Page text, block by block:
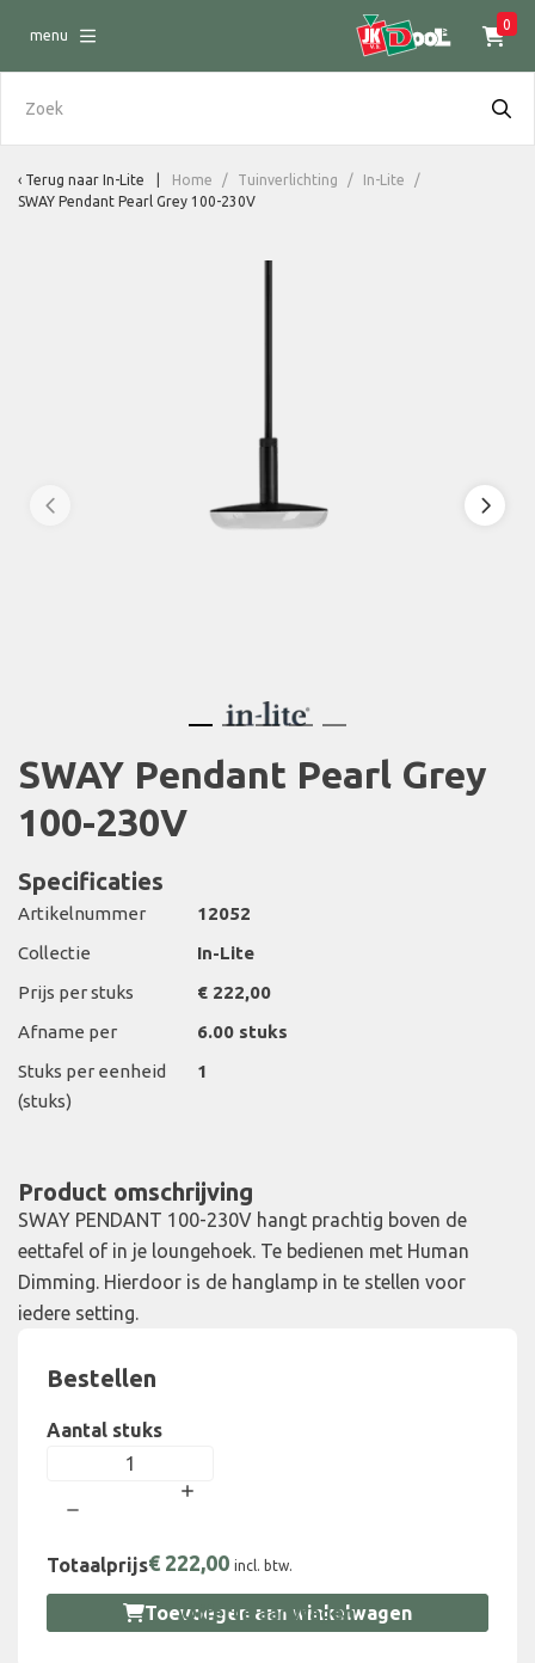
menu
0
Terug naar In-Lite Home / Tuinverlichting / In-Lite
/
SWAY Pendant Pearl Grey 100-230V
SWAY Pendant Pearl Grey
100-230V
Specificaties
Artikelnummer
12052
Collectie
In-Lite
Prijs per stuks
€ 222,00
Afname per
6.00 stuks
Stuks per eenheid
(stuks)
1
Product omschrijving
SWAY PENDANT 100-230V hangt prachtig boven de
eettafel of in je loungehoek. Te bedienen met Human
Dimming. Hierdoor is de hanglamp in te stellen voor
iedere setting.
Bestellen
Aantal stuks
Totaalprijs€ 222,00 incl. btw.
Toevoegen aan winkelwagen
Offerte aanvragen